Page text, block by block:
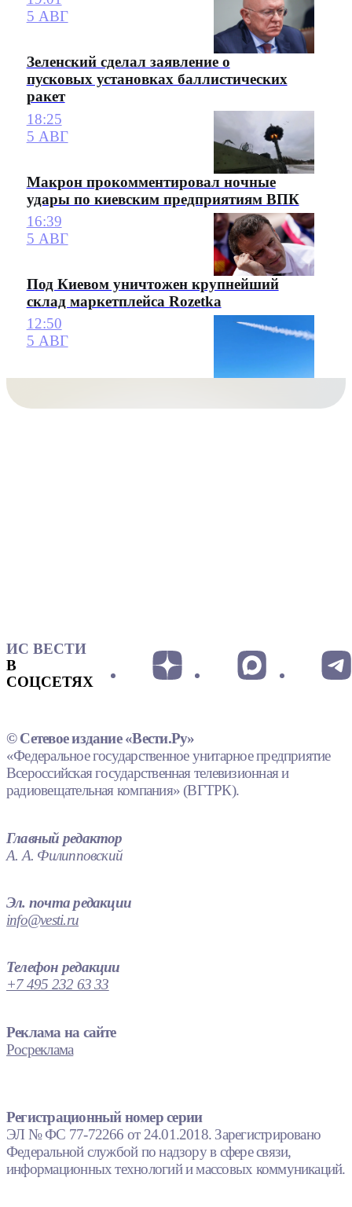
5 АВГ
Зеленский сделал заявление о
пусковых установках баллистических
ракет
18:25
5 АВГ
Макрон прокомментировал ночные
удары по киевским предприятиям ВПК
16:39
5 АВГ
Под Киевом уничтожен крупнейший
склад маркетплейса Rozetka
12:50
5 АВГ
ИС ВЕСТИ
В
СОЦСЕТЯХ
© Сетевое издание «Вести.Ру»
«Федеральное государственное унитарное предприятие
Всероссийская государственная телевизионная и
радиовещательная компания» (ВГТРК).
Главный редактор
А. А. Филипповский
Эл. почта редакции
info@vesti.ru
Телефон редакции
+7 495 232 63 33
Реклама на сайте
Росреклама
Регистрационный номер серии
ЭЛ № ФС 77-72266 от 24.01.2018. Зарегистрировано
Федеральной службой по надзору в сфере связи,
информационных технологий и массовых коммуникаций.